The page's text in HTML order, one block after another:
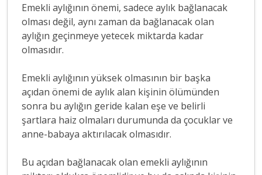
Emekli aylığının önemi, sadece aylık bağlanacak
olması değil, aynı zaman da bağlanacak olan
aylığın geçinmeye yetecek miktarda kadar
olmasıdır.
Emekli aylığının yüksek olmasının bir başka
açıdan önemi de aylık alan kişinin ölümünden
sonra bu aylığın geride kalan eşe ve belirli
şartlara haiz olmaları durumunda da çocuklar ve
anne-babaya aktırılacak olmasıdır.
Bu açıdan bağlanacak olan emekli aylığının